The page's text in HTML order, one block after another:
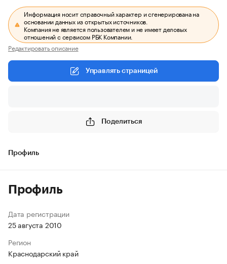
Информация носит справочный характер и сгенерирована на
основании данных из открытых источников.
Компания не является пользователем и не имеет деловых
отношений с сервисом РБК Компании.
Редактировать описание
Управлять страницей
Поделиться
Профиль
Профиль
Дата регистрации
25 августа 2010
Регион
Краснодарский край